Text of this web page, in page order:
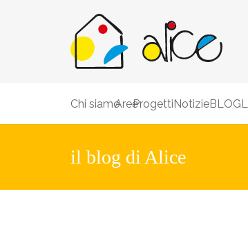
Chi siamoAreeProgettiNotizieBLOG
il blog di Alice